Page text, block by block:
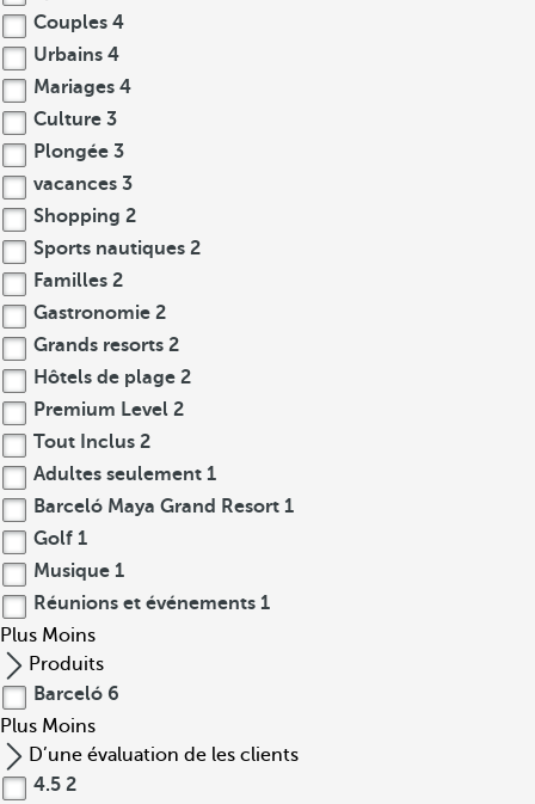
Couples 4
Urbains 4
Mariages 4
Culture 3
Plongée 3
vacances 3
Shopping 2
Sports nautiques 2
Familles 2
Gastronomie 2
Grands resorts 2
Hôtels de plage 2
Premium Level 2
Tout Inclus 2
Adultes seulement 1
Barceló Maya Grand Resort 1
Golf 1
Musique 1
Réunions et événements 1
Plus Moins
Produits
Barceló 6
Plus Moins
D’une évaluation de les clients
4.5 2